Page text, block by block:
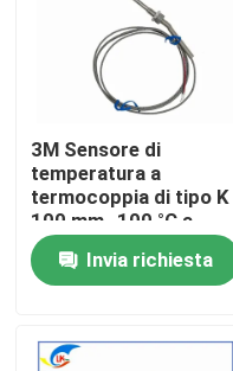
Prodotti
video
3M Sensore di
temperatura a
termocoppia di tipo K
100 mm -100 °C a
1250 °C
Invia richiesta